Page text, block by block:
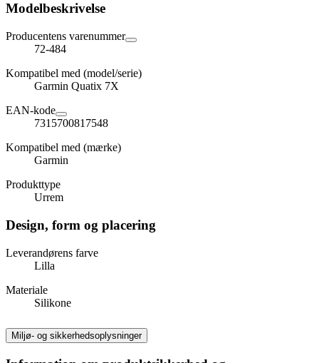
Modelbeskrivelse
Producentens varenummer
72-484
Kompatibel med (model/serie)
Garmin Quatix 7X
EAN-kode
7315700817548
Kompatibel med (mærke)
Garmin
Produkttype
Urrem
Design, form og placering
Leverandørens farve
Lilla
Materiale
Silikone
Miljø- og sikkerhedsoplysninger